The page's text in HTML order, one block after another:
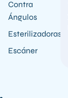
Contra
Ángulos
Esterilizadoras
Escáner